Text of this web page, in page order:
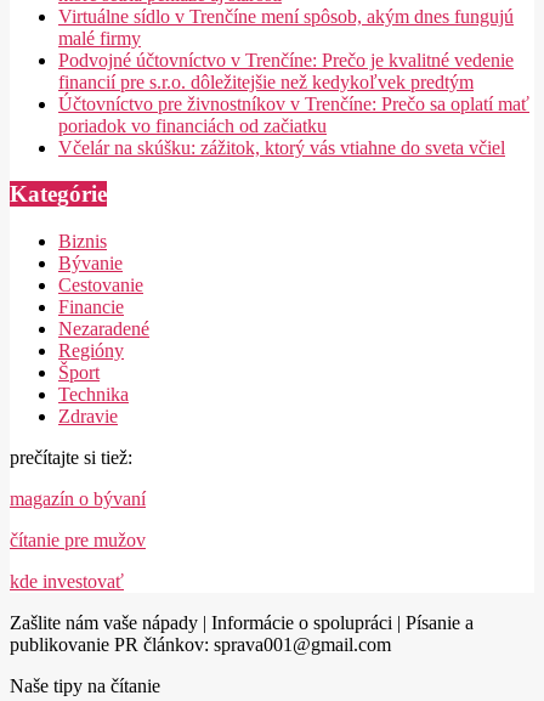
Virtuálne sídlo v Trenčíne mení spôsob, akým dnes fungujú
malé firmy
Podvojné účtovníctvo v Trenčíne: Prečo je kvalitné vedenie
financií pre s.r.o. dôležitejšie než kedykoľvek predtým
Účtovníctvo pre živnostníkov v Trenčíne: Prečo sa oplatí mať
poriadok vo financiách od začiatku
Včelár na skúšku: zážitok, ktorý vás vtiahne do sveta včiel
Kategórie
Biznis
Bývanie
Cestovanie
Financie
Nezaradené
Regióny
Šport
Technika
Zdravie
prečítajte si tiež:
magazín o bývaní
čítanie pre mužov
kde investovať
Zašlite nám vaše nápady | Informácie o spolupráci | Písanie a
publikovanie PR článkov: sprava001@gmail.com
Naše tipy na čítanie